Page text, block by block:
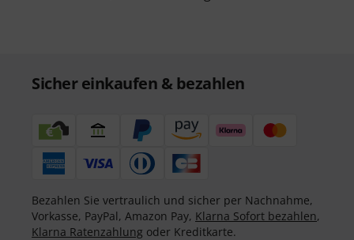
Sicher einkaufen & bezahlen
Bezahlen Sie vertraulich und sicher per Nachnahme,
Vorkasse, PayPal, Amazon Pay, Klarna Sofort bezahlen,
Klarna Ratenzahlung oder Kreditkarte.